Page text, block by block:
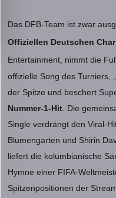
Das DFB-Team ist zwar
Offiziellen Deutschen
Entertainment, nimmt die
offizielle Song des Turniers,
der Spitze und beschert
Nummer-1-Hit. Die
Single verdrängt den Viral-
Blumengarten und Shirin
liefert die kolumbianische
Hymne einer FIFA-
Spitzenpositionen der